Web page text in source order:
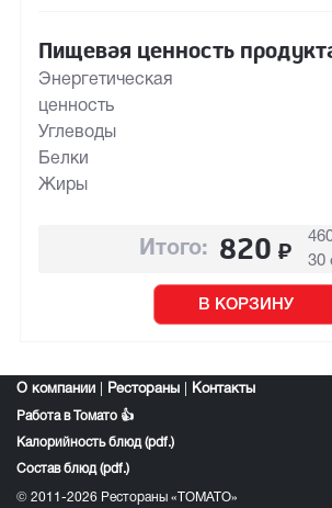
Пищевая ценность
Энергетическая
ценность
Углеводы
Белки
Жиры
Итого: 820 ₽
30
В КОРЗИНУ
О компании Рестораны Контакты
Работа в Томато 👍
Калорийность блюд (pdf.)
Состав блюд (pdf.)
© 2011-2026 Рестораны «ТОМАТО»